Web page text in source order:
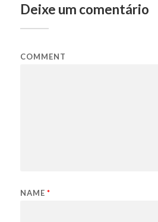
Deixe um comentário
COMMENT
NAME *